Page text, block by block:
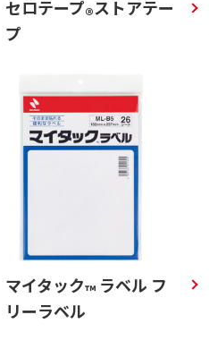
セロテープ®ストアテー
プ
マイタック™ラベル フ
リーラベル